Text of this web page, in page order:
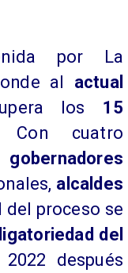
por La
al actual
los 15
Con cuatro
gobernadores
alcaldes
del proceso se
del
después